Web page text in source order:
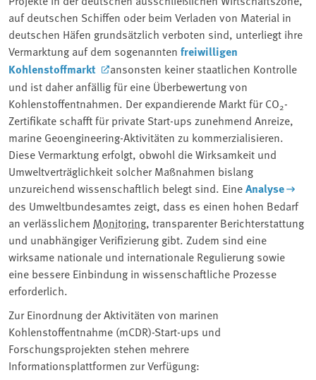
auf deutschen Schiffen oder beim Verladen von Material in
deutschen Häfen grundsätzlich verboten sind, unterliegt ihre
Vermarktung auf dem sogenannten freiwilligen
Kohlenstoffmarkt
ansonsten keiner staatlichen Kontrolle
und ist daher anfällig für eine Überbewertung von
Kohlenstoffentnahmen. Der expandierende Markt für CO2-
Zertifikate schafft für private Start-ups zunehmend Anreize,
marine Geoengineering-Aktivitäten zu kommerzialisieren.
Diese Vermarktung erfolgt, obwohl die Wirksamkeit und
Umweltverträglichkeit solcher Maßnahmen bislang
unzureichend wissenschaftlich belegt sind. EineAnalyse
des Umweltbundesamtes zeigt, dass es einen hohen Bedarf
an verlässlichem Monitoring, transparenter Berichterstattung
und unabhängiger Verifizierung gibt. Zudem sind eine
wirksame nationale und internationale Regulierung sowie
eine bessere Einbindung in wissenschaftliche Prozesse
erforderlich.
Zur Einordnung der Aktivitäten von marinen
Kohlenstoffentnahme (mCDR)-Start-ups und
Forschungsprojekten stehen mehrere
Informationsplattformen zur Verfügung: